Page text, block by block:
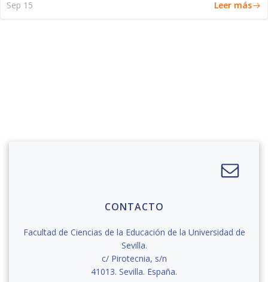
Sep 15 Leer más
CONTACTO
Facultad de Ciencias de la Educación de la Universidad de
Sevilla.
c/ Pirotecnia, s/n
41013. Sevilla. España.